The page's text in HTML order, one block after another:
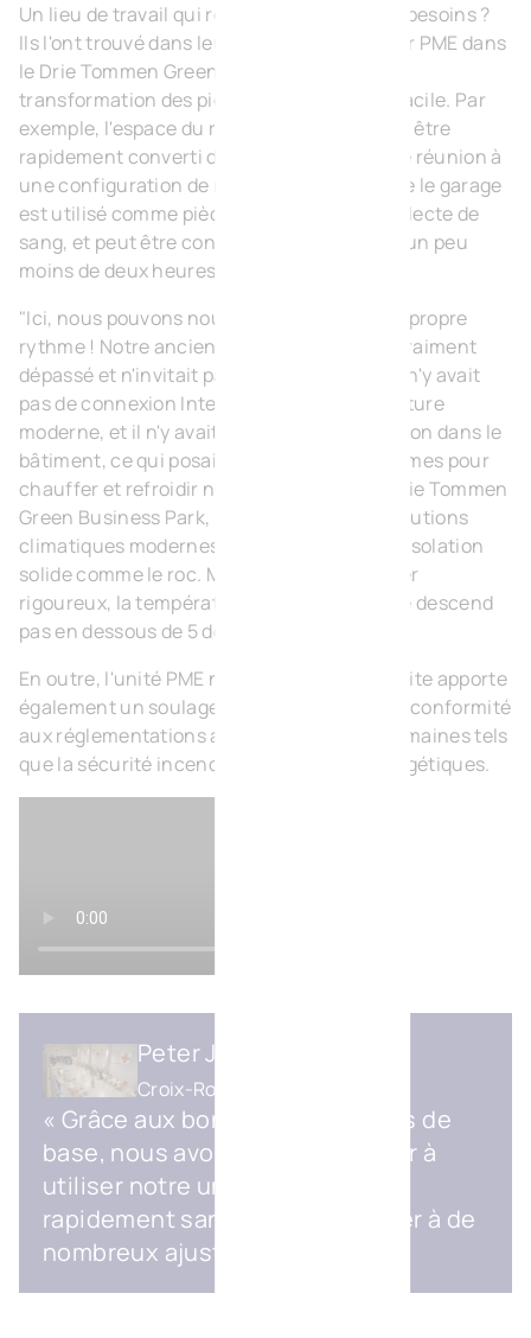
Un lieu de travail qui répondait à tous leurs besoins ?
Ils l'ont trouvé dans leur unité moderne pour PME dans
le Drie Tommen Green Business Park. La
transformation des pièces est pratique et facile. Par
exemple, l'espace du rez-de-chaussée peut être
rapidement converti d'une configuration de réunion à
une configuration de réception. Mais même le garage
est utilisé comme pièce où se déroule la collecte de
sang, et peut être converti et réchauffé en un peu
moins de deux heures.
"Ici, nous pouvons nous développer à notre propre
rythme ! Notre ancien emplacement était vraiment
dépassé et n'invitait pas", explique Peter. "Il n'y avait
pas de connexion Internet, pas d'infrastructure
moderne, et il n'y avait pas non plus d'isolation dans le
bâtiment, ce qui posait beaucoup de problèmes pour
chauffer et refroidir notre espace. Ici, au Drie Tommen
Green Business Park, nous disposons de solutions
climatiques modernes et durables et d'une isolation
solide comme le roc. Même pendant un hiver
rigoureux, la température dans le garage ne descend
pas en dessous de 5 degrés."
En outre, l'unité PME nouvellement construite apporte
également un soulagement en raison de sa conformité
aux réglementations actuelles dans des domaines tels
que la sécurité incendie et les normes énergétiques.
« Grâce aux bonnes installations de
base, nous avons pu commencer à
utiliser notre unité PME assez
rapidement sans devoir procéder à de
nombreux ajustements. »
Peter Janssens
Croix-Rouge Tienen